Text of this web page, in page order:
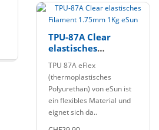
TPU-87A Clear
elastisches
1Kg eSun
TPU 87A eFlex
(thermoplastisches
Polyurethan) von eSun ist
ein flexibles Material und
eignet sich da..